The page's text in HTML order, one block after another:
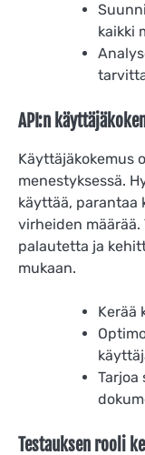
kaikki
API:n
Käyttäjäkokemus
menestyksessä.
käyttää,
virheiden määrää.
palautetta ja
mukaan.
Kerää
Tarjoa
Testauksen rooli